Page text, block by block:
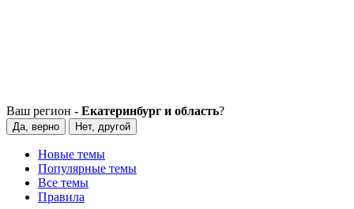
Ваш регион - Екатеринбург и область?
Да, верно Нет, другой
Новые темы
Популярные темы
Все темы
Правила